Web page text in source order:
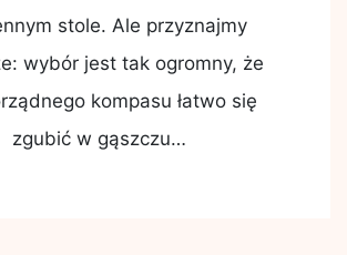
stole. Ale przyznajmy
wybór jest tak ogromny, że
kompasu łatwo się
zgubić w gąszczu…